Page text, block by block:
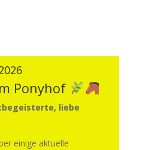
Ponyhof
liebe
einige aktuelle